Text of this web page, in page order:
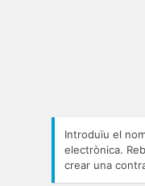
Introduïu el
electrònica.
crear una